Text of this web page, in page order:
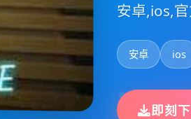
安卓,ios,
安卓 ios
即刻